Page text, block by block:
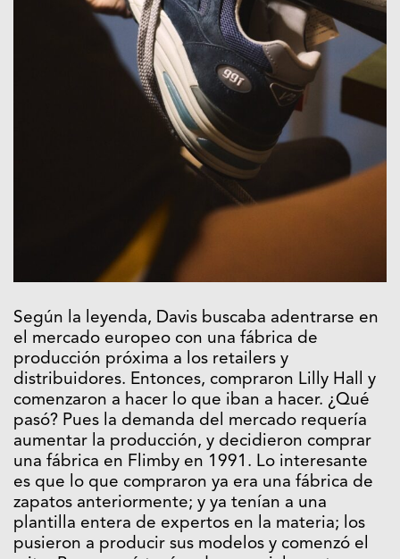
Según la leyenda, Davis buscaba adentrarse en
el mercado europeo con una fábrica de
producción próxima a los retailers y
distribuidores. Entonces, compraron Lilly Hall y
comenzaron a hacer lo que iban a hacer. ¿Qué
pasó? Pues la demanda del mercado requería
aumentar la producción, y decidieron comprar
una fábrica en Flimby en 1991. Lo interesante
es que lo que compraron ya era una fábrica de
zapatos anteriormente; y ya tenían a una
plantilla entera de expertos en la materia; los
pusieron a producir sus modelos y comenzó el